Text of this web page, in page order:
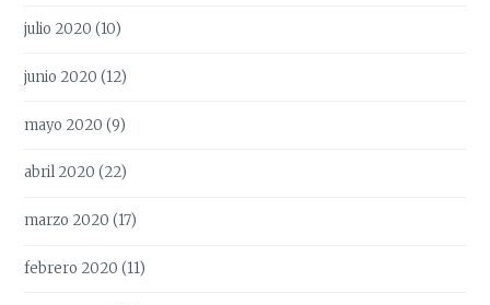
julio 2020 (10)
junio 2020 (12)
mayo 2020 (9)
abril 2020 (22)
marzo 2020 (17)
febrero 2020 (11)